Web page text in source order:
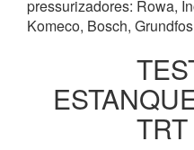
pressurizadores: Rowa,
Komeco, Bosch,